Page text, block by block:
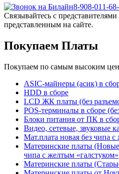
8-908-011-
Связывайтесь с
представленным на сайте.
Покупаем Платы
Покупаем по самым высоким
ASIC-майнеры (асик) в
HDD в сборе
LCD ЖК платы (без
POS-терминалы в сборе
Блоки питания от ПК в
Видео, сетевые, звуковые
Мат.плата новая без чипа
Материнские платы
чипа с желтым «галстуком»
Материнские платы